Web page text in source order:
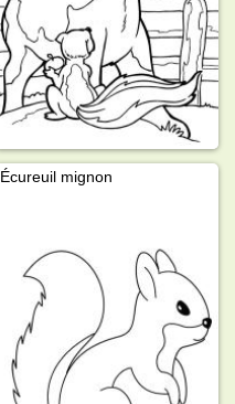
Écureuil mignon